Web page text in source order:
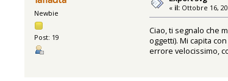
Newbie
Post: 19
« il: Ottobre 16,
Ciao, ti segnalo che
oggetti). Mi capita
errore velocissimo,